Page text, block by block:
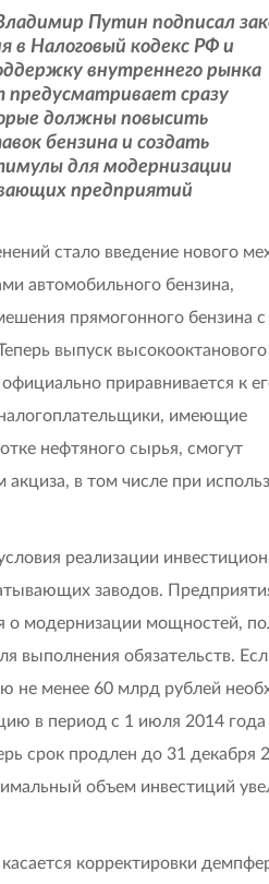
Путин подписал
в Налоговый кодекс РФ и
внутреннего рынка
сразу
должны повысить
бензина и создать
для модернизации
предприятий
стало введение нового
автомобильного бензина,
прямогонного бензина с
выпуск высокооктанового
приравнивается к
имеющие
нефтяного сырья, смогут
акциза, в том числе при
реализации
заводов.
о модернизации мощностей,
выполнения обязательств.
не менее 60 млрд рублей
в период с 1 июля 2014
срок продлен до 31 декабря
объем инвестиций
корректировки